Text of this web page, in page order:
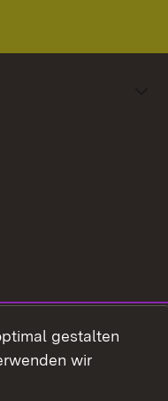
gestalten
wir